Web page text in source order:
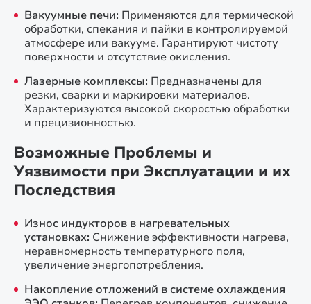
Вакуумные печи: Применяются для термической
обработки, спекания и пайки в контролируемой
атмосфере или вакууме. Гарантируют чистоту
поверхности и отсутствие окисления.
Лазерные комплексы: Предназначены для
резки, сварки и маркировки материалов.
Характеризуются высокой скоростью обработки
и прецизионностью.
Возможные Проблемы и
Уязвимости при Эксплуатации и их
Последствия
Износ индукторов в нагревательных
установках: Снижение эффективности нагрева,
неравномерность температурного поля,
увеличение энергопотребления.
Накопление отложений в системе охлаждения